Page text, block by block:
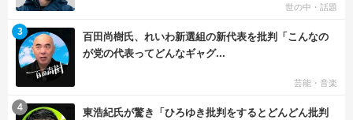
世の中・話題
百田尚樹氏、れいわ新選組の新代表を批判「こんなの
が党の代表ってどんなギャグ...
芸能・音楽
3
東浩紀氏が驚き「ひろゆき批判をするとどんどん批判
4